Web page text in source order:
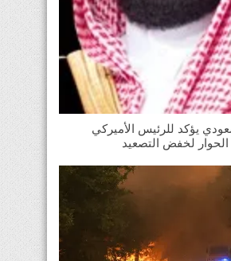
يؤكد للرئيس الأميركي
لخفض التصعيد